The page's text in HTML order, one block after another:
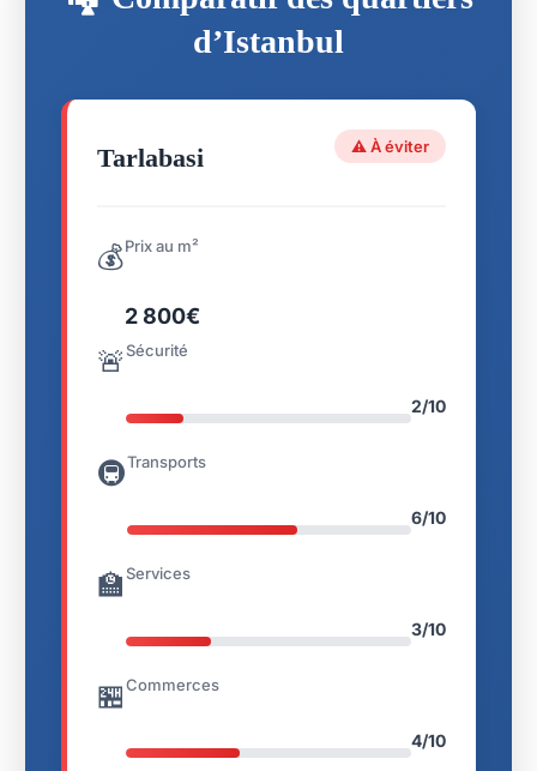
d’Istanbul
Tarlabasi ⚠️ À éviter
💰Prix au m²
2 800€
🚨Sécurité
2/10
🚇Transports
6/10
🏫Services
3/10
🏪Commerces
4/10